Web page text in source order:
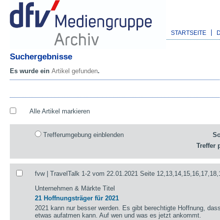
STARTSEITE
Suchergebnisse
Es wurde ein Artikel gefunden.
Alle Artikel markieren
Trefferumgebung einblenden
Treffer
fvw | TravelTalk 1-2 vom 22.01.2021 Seite
Unternehmen & Märkte Titel
21 Hoffnungsträger für 2021
2021 kann nur besser werden. Es gibt berechtigte Hoffnung,
etwas aufatmen kann. Auf wen und was es jetzt ankommt.